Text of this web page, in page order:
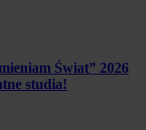
Świat” 2026
studia!